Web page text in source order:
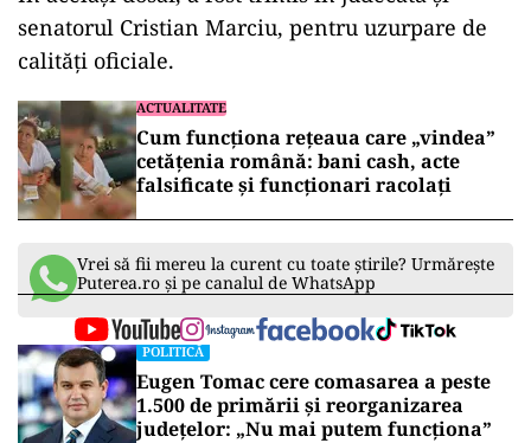
senatorul Cristian Marciu, pentru uzurpare de
calităţi oficiale.
ACTUALITATE
Cum funcționa rețeaua care „vindea”
cetățenia română: bani cash, acte
falsificate și funcționari racolați
Vrei să fii mereu la curent cu toate știrile? Urmărește
Puterea.ro și pe canalul de WhatsApp
POLITICĂ
Eugen Tomac cere comasarea a peste
1.500 de primării și reorganizarea
județelor: „Nu mai putem funcționa”